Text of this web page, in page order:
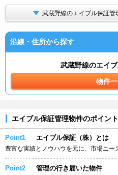
武蔵野線のエイブル保証管
沿線・住所から探す
武蔵野線のエイ
物件
エイブル保証管理物件のポイント
Point1 エイブル保証（株）とは
豊富な実績とノウハウを元に、市場ニー
Point2 管理の行き届いた物件